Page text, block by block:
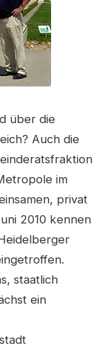
über die
Auch die
im
privat
2010 kennen
staatlich
ein